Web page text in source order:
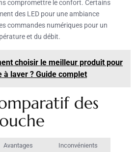
compromettre le confort. Certains
des LED pour une ambiance
commandes numériques pour un
et du débit.
choisir le meilleur produit pour
à laver ? Guide complet
des
Avantages Inconvénients